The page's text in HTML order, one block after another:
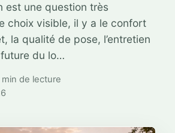
est une question très
choix visible, il y a le confort
la qualité de pose, l’entretien
du lo…
min de lecture